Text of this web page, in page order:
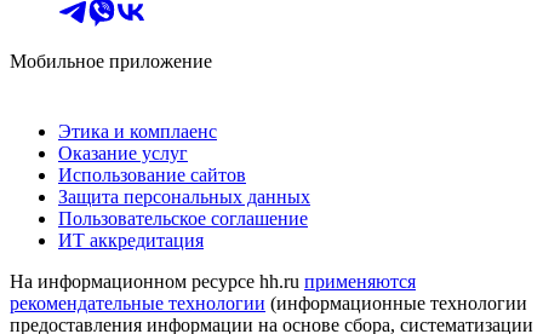
Мобильное приложение
Этика и комплаенс
Оказание услуг
Использование сайтов
Защита персональных данных
Пользовательское соглашение
ИТ аккредитация
На информационном ресурсе hh.ru применяются
рекомендательные технологии (информационные технологии
предоставления информации на основе сбора, систематизации